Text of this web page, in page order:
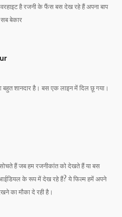
है रजनी के फैंस बस देख रहे हैं अपना बाप
सब बेकार
बहुत शानदार है। बस एक लाइन में दिल छू गया।
हैं जब हम रजनीकांत को देखते हैं या बस
के रूप में देख रहे हैं? ये फिल्म हमें अपने
का मौका दे रही है।